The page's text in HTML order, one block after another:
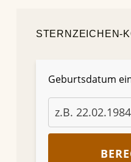
STERNZEICHEN-
Geburtsdatum